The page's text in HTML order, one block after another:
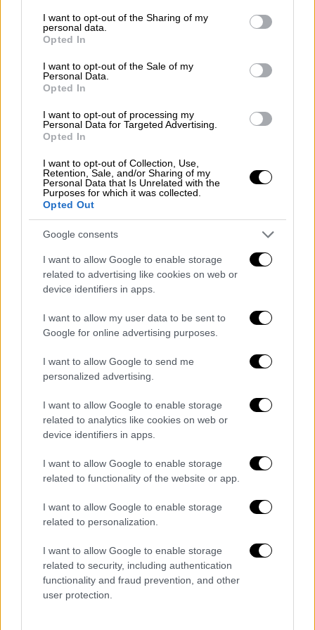
not limited to your visit or usage behaviour. You may click to
grant or deny consent to Google and its third-party tags to
use your data for below specified purposes in below Google
consent section.
I want to opt-out of the Sharing of my
personal data.
Opted In
I want to opt-out of the Sale of my
Personal Data.
Opted In
I want to opt-out of processing my
Personal Data for Targeted Advertising.
Opted In
I want to opt-out of Collection, Use,
Retention, Sale, and/or Sharing of my
Personal Data that Is Unrelated with the
Purposes for which it was collected.
Opted Out
Google consents
I want to allow Google to enable storage
related to advertising like cookies on web or
device identifiers in apps.
I want to allow my user data to be sent to
Google for online advertising purposes.
I want to allow Google to send me
personalized advertising.
I want to allow Google to enable storage
related to analytics like cookies on web or
device identifiers in apps.
I want to allow Google to enable storage
related to functionality of the website or app.
I want to allow Google to enable storage
related to personalization.
I want to allow Google to enable storage
related to security, including authentication
functionality and fraud prevention, and other
user protection.
ότι οι5 στους 7 που επιλέγονται, είναι τα
ίδια πρόσωπα που υπηρετούσαν και στο
παρελθόν, ενώ αλλαγές υπάρχουν μόνο στην
1η Υγειονομική Περιφέρεια αλλά και στην 6η
προσφάτως απερρίφθησαν από το
ΑΣΕΠ
καθώς δεν είχαν συνάφεια με τον τομέα της
υγείας τα πτυχία τους. Κάτι που
προβλεπόταν από το νόμο Κεραμέως.
Ανταλλαγή προσώπων σε 3η και 4η
ΥΠΕ
Να σημειωθεί επίσης ότιόπως είχε γράψει
ethnos.gr στην 3η και 4η ΥΠΕ υπάρχει
«ανταλλαγή» προσώπων
υπηρετούσαν αντίστροφα
Υγειονομικές Περιφέρειες.
Ο Δημήτριος Τσαλικάκης ήταν
Διοικητής
και πλέον θα είναι στην
μετακινείται στην4η.
Οι 7 νέοι Διοικητές είναι οι εξής
1ης Υγειονομικής Περιφέρειας (Υ.ΠΕ.),
κυρίαΌλγα Μπαλαούρα
2ης Υγειονομικής Περιφέρειας (Υ.ΠΕ.),
κ.Χρήστος Ροϊλός
3ης Υγειονομικής Περιφέρειας (Υ.ΠΕ.),
κ.Δημήτριος Τσαλικάκης
4ης Υγειονομικής Περιφέρειας (Υ.ΠΕ.),
κ.Παναγιώτης